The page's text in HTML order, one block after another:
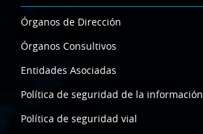
Órganos de Dirección
Órganos Consultivos
Entidades Asociadas
Política de seguridad de la información
Política de seguridad vial